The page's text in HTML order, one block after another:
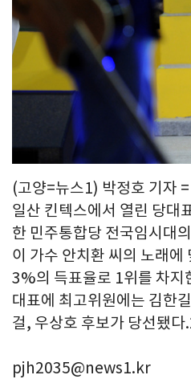
(고양=뉴스1) 박정호 기자
일산 킨텍스에서 열린 당대
한 민주통합당 전국임시대
이 가수 안치환 씨의 노래에
3%의 득표율로 1위를 차지
대표에 최고위원에는 김한
걸, 우상호 후보가 당선됐
pjh2035@news1.kr